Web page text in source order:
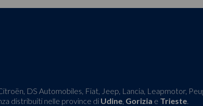
DS Automobiles, Fiat, Jeep, Lancia, Leapmotor,
distribuiti nelle province di Udine, Gorizia e Trieste.